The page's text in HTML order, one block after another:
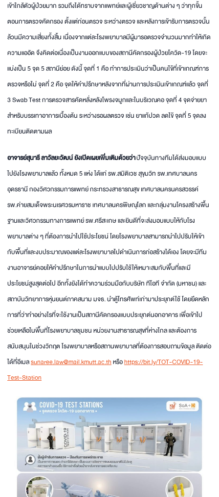
เข้าใกล้ตัวผู้ป่วยมาก รวมถึงได้ทราบจากแพทย์และผู้เชี่ยวชาญด้านต่าง ๆ ว่าทุกขั้น
ตอนการตรวจคัดกรอง ตั้งแต่ก่อนตรวจ ระหว่างตรวจ และหลังการเข้ารับการตรวจนั้น
ล้วนมีความเสี่ยงทั้งสิ้น เนื่องจากแต่ละโรงพยาบาลมีผู้มารอตรวจจำนวนมากทำให้เกิด
ความแออัด จึงคิดต่อเนื่องเป็นงานออกแบบของสถานีคัดกรองผู้ป่วยโควิด-19 โดยจะ
แบ่งเป็น 5 จุด 5 สถานีย่อย ดังนี้ จุดที่ 1 คือ ทำการประเมินว่าเป็นคนไข้ที่เข้าเกณฑ์การ
ตรวจหรือไม่ จุดที่ 2 คือ จุดให้คำปรึกษาหลังจากที่ผ่านการประเมินเข้าเกณฑ์แล้ว จุดที่
3 Swab Test การตรวจสารคัดหลั่งหลังโพรงจมูกและในบริเวณคอ จุดที่ 4 จุดจ่ายยา
สำหรับบรรเทาอาการเบื้องต้น ระหว่างรอผลตรวจ เช่น ยาแก้ปวด ลดไข้ จุดที่ 5 จุดลง
ทะเบียนติดตามผล
อาจารย์สุนารี ลาวัลยะวัฒน์ ยังเปิดเผยเพิ่มเติมด้วยว่าปัจจุบันทางทีมได้ส่งมอบแบบ
ไปยังโรงพยาบาลแล้ว ทั้งหมด 5 แห่ง ได้แก่ รพ.สมิติเวช สุขุมวิท รพ.เทศบาลนคร
อุดรธานี กองวิศวกรรมการแพทย์ กระทรวงสาธารณสุข เทศบาลนครนครสวรรค์
รพ.ค่ายสมเด็จพระนเรศวรมหาราช เทศบาลนครพิษณุโลก และกลุ่มงานโครงสร้างพื้น
ฐานและวิศวกรรมทางการแพทย์ รพ.ศรีสะเกษ และยินดีที่จะส่งมอบแบบให้กับโรง
พยาบาลต่าง ๆ ที่ต้องการนำไปใช้ประโยชน์ โดยโรงพยาบาลสามารถนำไปปรับให้เข้า
กับพื้นที่และงบประมาณของแต่ละโรงพยาบาลไปดำเนินการก่อสร้างได้เอง โดยจะมีทีม
งานอาจารย์คอยให้คำปรึกษาในการนำแบบไปปรับใช้ให้เหมาะสมกับพื้นที่และมี
ประโยชน์สูงสุดต่อไป อีกทั้งยังได้ทำความร่วมมือกับบริษัท ทีโอที จำกัด (มหาชน) และ
สถาบันวิทยาการหุ่นยนต์ภาคสนาม มจธ. นำตู้โทรศัพท์เก่ามาประยุกต์ใช้ โดยยึดหลัก
การที่ว่าทำอย่างไรที่จะใช้งานเป็นสถานีคัดกรองแบบประยุกต์นอกอาคาร เพื่อเข้าไป
ช่วยเหลือในพื้นที่โรงพยาบาลชุมชน หน่วยงานสาธารณสุขที่ห่างไกล และต้องการ
สนับสนุนในช่วงวิกฤต โรงพยาบาลหรือสถานพยาบาลที่ต้องการสอบถามข้อมูล ติดต่อ
ได้ที่อีเมลsunaree.law@mail.kmutt.ac.thหรือhttps://bit.ly/TOT-COVID-19-
Test-Station